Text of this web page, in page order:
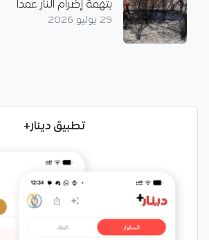
بتهمة إضرام النار عمدا
29 يوليو 2026
تطبيق دينار+